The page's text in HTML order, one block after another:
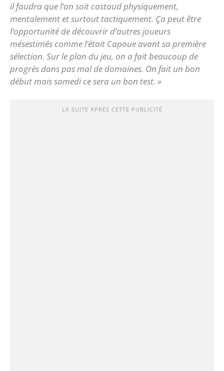
il faudra que l’on soit costaud physiquement,
mentalement et surtout tactiquement. Ça peut être
l’opportunité de découvrir d’autres joueurs
mésestimés comme l’était Capoue avant sa première
sélection. Sur le plan du jeu, on a fait beaucoup de
progrès dans pas mal de domaines. On fait un bon
début mais samedi ce sera un bon test. »
LA SUITE APRÈS CETTE PUBLICITÉ